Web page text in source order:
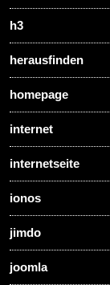
h3
herausfinden
homepage
internet
internetseite
ionos
jimdo
joomla